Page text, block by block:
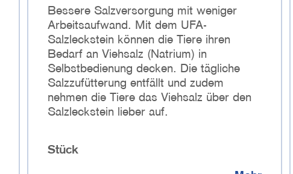
Bessere Salzversorgung mit weniger
Arbeitsaufwand. Mit dem UFA-
Salzleckstein können die Tiere ihren
Bedarf an Viehsalz (Natrium) in
Selbstbedienung decken. Die tägliche
Salzzufütterung entfällt und zudem
nehmen die Tiere das Viehsalz über den
Salzleckstein lieber auf.
Stück